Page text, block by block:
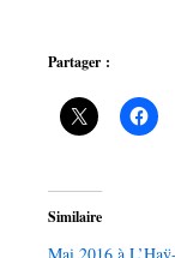
Partager :
Similaire